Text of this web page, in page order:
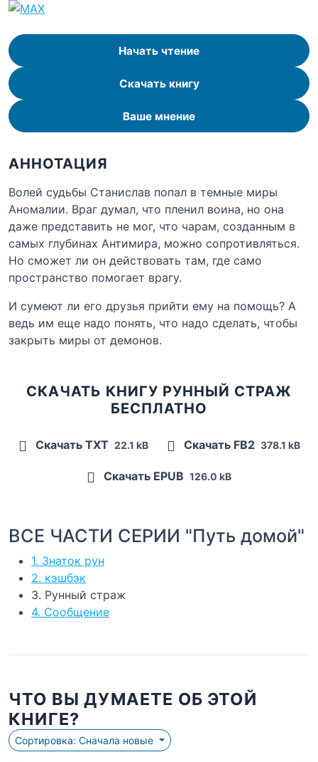
Начать чтение
Скачать книгу
Ваше мнение
АННОТАЦИЯ
Волей судьбы Станислав попал в темные миры
Аномалии. Враг думал, что пленил воина, но она
даже представить не мог, что чарам, созданным в
самых глубинах Антимира, можно сопротивляться.
Но сможет ли он действовать там, где само
пространство помогает врагу.
И сумеют ли его друзья прийти ему на помощь? А
ведь им еще надо понять, что надо сделать, чтобы
закрыть миры от демонов.
СКАЧАТЬ КНИГУ РУННЫЙ СТРАЖ
БЕСПЛАТНО
Скачать TXT 22.1 kB Скачать FB2 378.1 kB
Скачать EPUB 126.0 kB
ВСЕ ЧАСТИ СЕРИИ "Путь домой"
1. Знаток рун
2. кэшбэк
3. Рунный страж
4. Сообщение
ЧТО ВЫ ДУМАЕТЕ ОБ ЭТОЙ
КНИГЕ?
Сортировка: Сначала новые